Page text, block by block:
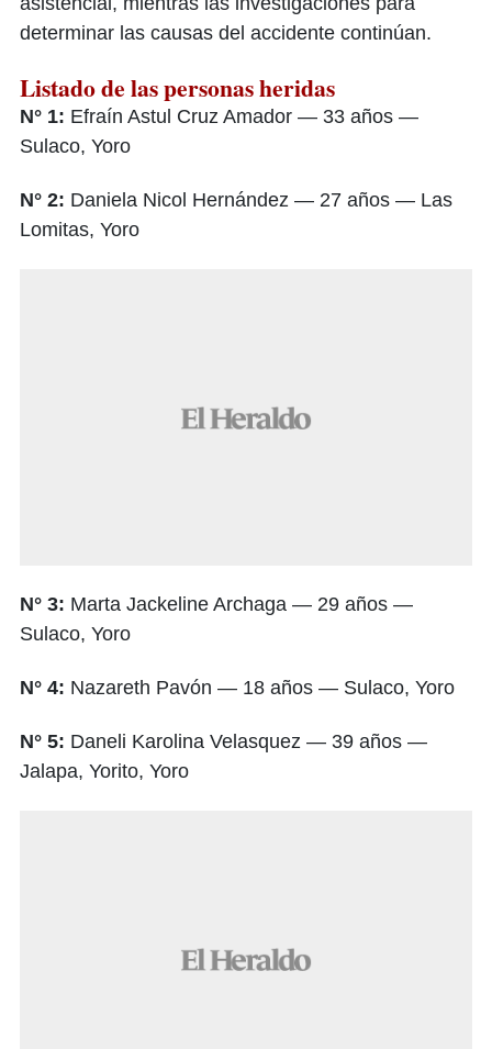
determinar las causas del accidente continúan.
Listado de las personas heridas
N° 1: Efraín Astul Cruz Amador — 33 años —
Sulaco, Yoro
N° 2: Daniela Nicol Hernández — 27 años — Las
Lomitas, Yoro
N° 3: Marta Jackeline Archaga — 29 años —
Sulaco, Yoro
N° 4: Nazareth Pavón — 18 años — Sulaco, Yoro
N° 5: Daneli Karolina Velasquez — 39 años —
Jalapa, Yorito, Yoro